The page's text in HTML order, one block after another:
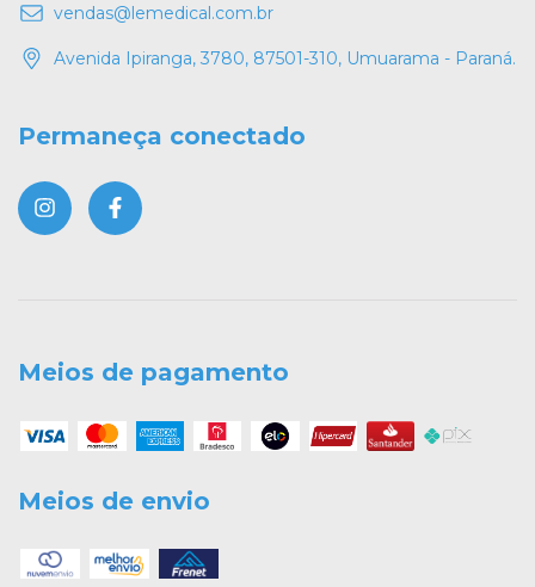
vendas@lemedical.com.br
Avenida Ipiranga, 3780, 87501-310, Umuarama - Paraná.
Permaneça conectado
Meios de pagamento
Meios de envio